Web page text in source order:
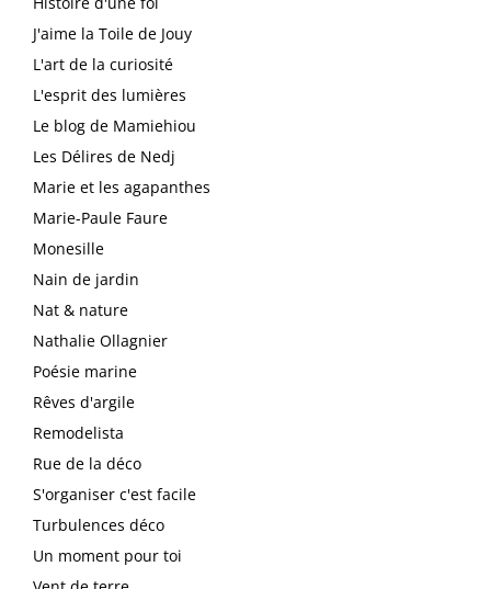
J'aime la Toile de Jouy
L'art de la curiosité
L'esprit des lumières
Le blog de Mamiehiou
Les Délires de Nedj
Marie et les agapanthes
Marie-Paule Faure
Monesille
Nain de jardin
Nat & nature
Nathalie Ollagnier
Poésie marine
Rêves d'argile
Remodelista
Rue de la déco
S'organiser c'est facile
Turbulences déco
Un moment pour toi